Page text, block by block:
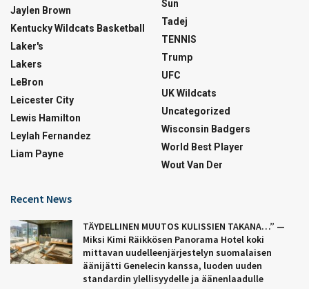
Jaylen Brown
Kentucky Wildcats Basketball
Laker's
Lakers
LeBron
Leicester City
Lewis Hamilton
Leylah Fernandez
Liam Payne
Sun
Tadej
TENNIS
Trump
UFC
UK Wildcats
Uncategorized
Wisconsin Badgers
World Best Player
Wout Van Der
Recent News
TÄYDELLINEN MUUTOS KULISSIEN TAKANA…” —
Miksi Kimi Räikkösen Panorama Hotel koki
mittavan uudelleenjärjestelyn suomalaisen
äänijätti Genelecin kanssa, luoden uuden
standardin ylellisyydelle ja äänenlaadulle